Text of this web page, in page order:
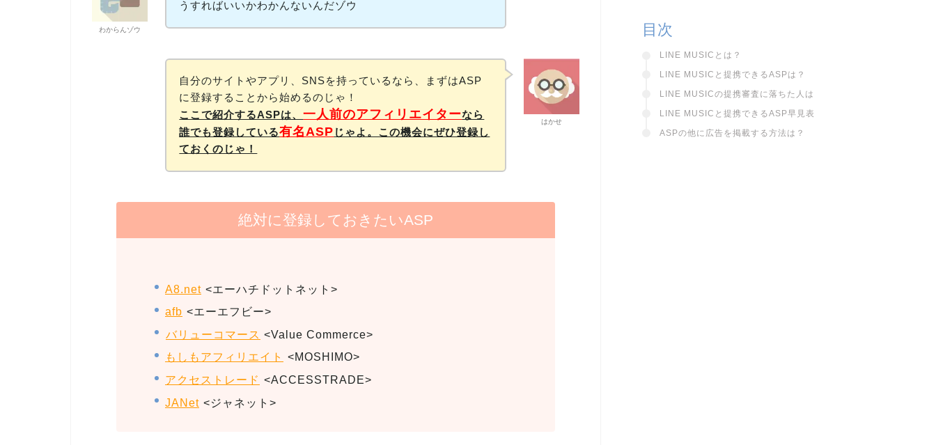
わからんゾウ
うすればいいかわかんないんだゾウ
はかせ
自分のサイトやアプリ、SNSを持っているなら、まずはASP
に登録することから始めるのじゃ！
ここで紹介するASPは、一人前のアフィリエイターなら
誰でも登録している有名ASP じゃよ。この機会にぜひ登録し
ておくのじゃ！
絶対に登録しておきたいASP
A8.net <エーハチドットネット>
afb <エーエフビー>
バリューコマース <Value Commerce>
もしもアフィリエイト
<MOSHIMO>
アクセストレード <ACCESSTRADE>
JANet <ジャネット>
目次
LINE MUSICとは？
LINE MUSICと提携できるASPは？
LINE MUSICの提携審査に落ちた人は
LINE MUSICと提携できるASP早見表
ASPの他に広告を掲載する方法は？